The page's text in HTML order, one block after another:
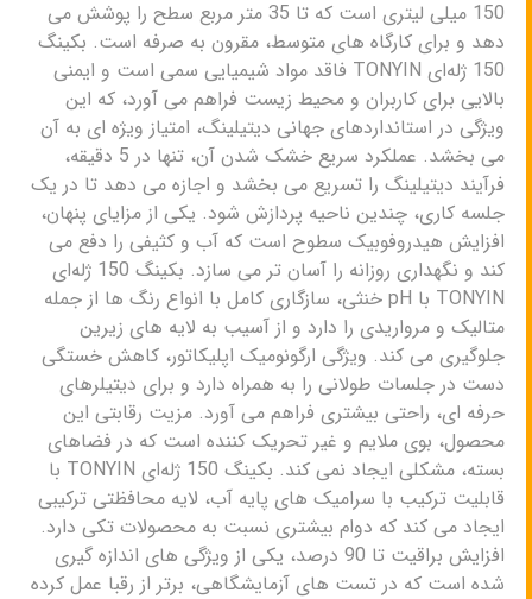
150 میلی لیتری است که تا 35 متر مربع سطح را پوشش می
دهد و برای کارگاه های متوسط، مقرون به صرفه است. بکینگ
150 ژله‌ای TONYIN فاقد مواد شیمیایی سمی است و ایمنی
بالایی برای کاربران و محیط زیست فراهم می آورد، که این
ویژگی در استانداردهای جهانی دیتیلینگ، امتیاز ویژه ای به آن
می بخشد. عملکرد سریع خشک شدن آن، تنها در 5 دقیقه،
فرآیند دیتیلینگ را تسریع می بخشد و اجازه می دهد تا در یک
جلسه کاری، چندین ناحیه پردازش شود. یکی از مزایای پنهان،
افزایش هیدروفوبیک سطوح است که آب و کثیفی را دفع می
کند و نگهداری روزانه را آسان تر می سازد. بکینگ 150 ژله‌ای
TONYIN با pH خنثی، سازگاری کامل با انواع رنگ ها از جمله
متالیک و مرواریدی را دارد و از آسیب به لایه های زیرین
جلوگیری می کند. ویژگی ارگونومیک اپلیکاتور، کاهش خستگی
دست در جلسات طولانی را به همراه دارد و برای دیتیلرهای
حرفه ای، راحتی بیشتری فراهم می آورد. مزیت رقابتی این
محصول، بوی ملایم و غیر تحریک کننده است که در فضاهای
بسته، مشکلی ایجاد نمی کند. بکینگ 150 ژله‌ای TONYIN با
قابلیت ترکیب با سرامیک های پایه آب، لایه محافظتی ترکیبی
ایجاد می کند که دوام بیشتری نسبت به محصولات تکی دارد.
افزایش براقیت تا 90 درصد، یکی از ویژگی های اندازه گیری
شده است که در تست های آزمایشگاهی، برتر از رقبا عمل کرده